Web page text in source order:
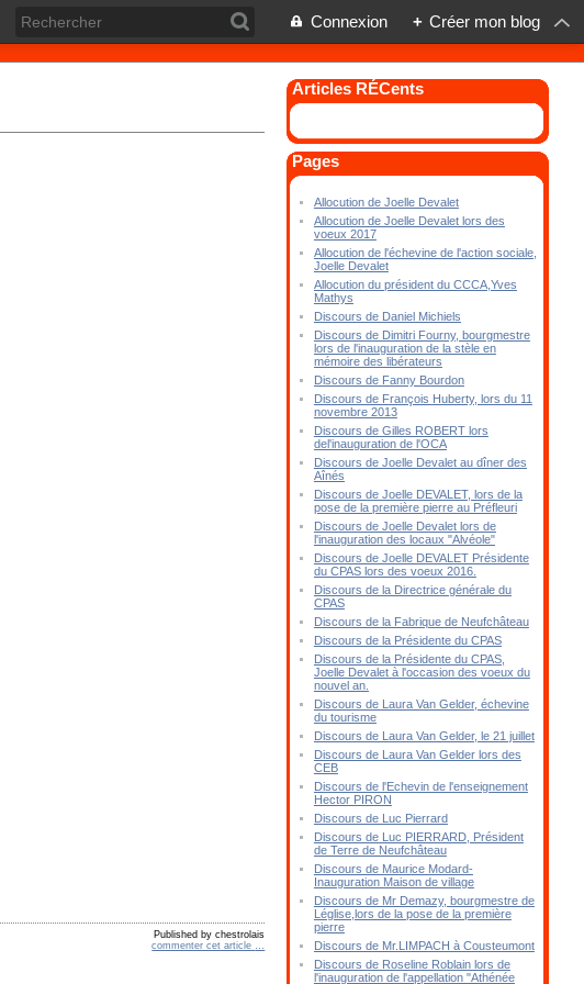
Connexion + Créer mon blog
Published by chestrolais
commenter cet article
Articles RÉCents
Pages
Allocution de Joelle Devalet
Allocution de Joelle Devalet lors des
voeux 2017
Allocution de l'échevine de l'action sociale,
Joelle Devalet
Allocution du président du CCCA,Yves
Mathys
Discours de Daniel Michiels
Discours de Dimitri Fourny, bourgmestre
lors de l'inauguration de la stèle en
mémoire des libérateurs
Discours de Fanny Bourdon
Discours de François Huberty, lors du 11
novembre 2013
Discours de Gilles ROBERT lors
del'inauguration de l'OCA
Discours de Joelle Devalet au dîner des
Aînés
Discours de Joelle DEVALET, lors de la
pose de la première pierre au Préfleuri
Discours de Joelle Devalet lors de
l'inauguration des locaux "Alvéole"
Discours de Joelle DEVALET Présidente
du CPAS lors des voeux 2016.
Discours de la Directrice générale du
CPAS
Discours de la Fabrique de Neufchâteau
Discours de la Présidente du CPAS
Discours de la Présidente du CPAS,
Joelle Devalet à l'occasion des voeux du
nouvel an.
Discours de Laura Van Gelder, échevine
du tourisme
Discours de Laura Van Gelder, le 21 juillet
Discours de Laura Van Gelder lors des
CEB
Discours de l'Echevin de l'enseignement
Hector PIRON
Discours de Luc Pierrard
Discours de Luc PIERRARD, Président
de Terre de Neufchâteau
Discours de Maurice Modard-
Inauguration Maison de village
Discours de Mr Demazy, bourgmestre de
Léglise,lors de la pose de la première
pierre
Discours de Mr.LIMPACH à Cousteumont
Discours de Roseline Roblain lors de
l'inauguration de l'appellation "Athénée